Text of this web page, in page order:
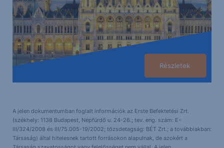
Részletek
A jelen dokumentumban foglalt információk az Erste Befektetési Zrt.
(székhely: 1138 Budapest, Népfürdő u. 24-26.; tev. eng. szám: E-
III/324/2008 és III/75.005-19/2002; tőzsdetagság: BÉT Zrt.; a továbbiakban:
Társaság) által hitelesnek tartott forrásokon alapulnak, de azokért a